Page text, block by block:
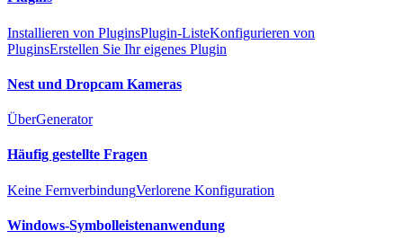
Installieren von PluginsPlugin-ListeKonfigurieren von
PluginsErstellen Sie Ihr eigenes Plugin
Nest und Dropcam Kameras
ÜberGenerator
Häufig gestellte Fragen
Keine FernverbindungVerlorene Konfiguration
Windows-Symbolleistenanwendung